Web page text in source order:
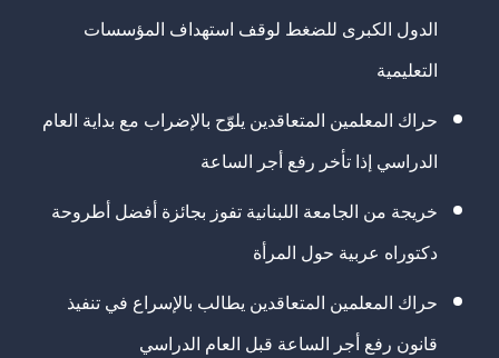
الدول الكبرى للضغط لوقف استهداف المؤسسات
التعليمية
حراك المعلمين المتعاقدين يلوّح بالإضراب مع بداية العام
الدراسي إذا تأخر رفع أجر الساعة
خريجة من الجامعة اللبنانية تفوز بجائزة أفضل أطروحة
دكتوراه عربية حول المرأة
حراك المعلمين المتعاقدين يطالب بالإسراع في تنفيذ
قانون رفع أجر الساعة قبل العام الدراسي